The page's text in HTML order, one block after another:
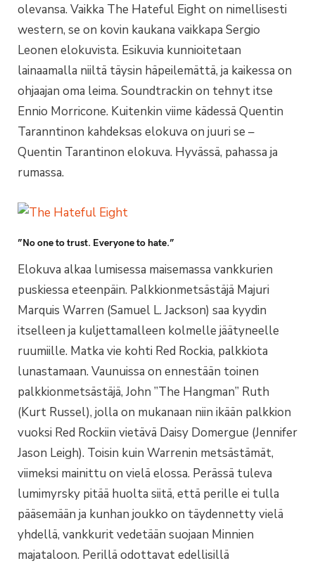
olevansa. Vaikka The Hateful Eight on nimellisesti
western, se on kovin kaukana vaikkapa Sergio
Leonen elokuvista. Esikuvia kunnioitetaan
lainaamalla niiltä täysin häpeilemättä, ja kaikessa on
ohjaajan oma leima. Soundtrackin on tehnyt itse
Ennio Morricone. Kuitenkin viime kädessä Quentin
Taranntinon kahdeksas elokuva on juuri se –
Quentin Tarantinon elokuva. Hyvässä, pahassa ja
rumassa.
”No one to trust. Everyone to hate.”
Elokuva alkaa lumisessa maisemassa vankkurien
puskiessa eteenpäin. Palkkionmetsästäjä Majuri
Marquis Warren (Samuel L. Jackson) saa kyydin
itselleen ja kuljettamalleen kolmelle jäätyneelle
ruumiille. Matka vie kohti Red Rockia, palkkiota
lunastamaan. Vaunuissa on ennestään toinen
palkkionmetsästäjä, John ”The Hangman” Ruth
(Kurt Russel), jolla on mukanaan niin ikään palkkion
vuoksi Red Rockiin vietävä Daisy Domergue (Jennifer
Jason Leigh). Toisin kuin Warrenin metsästämät,
viimeksi mainittu on vielä elossa. Perässä tuleva
lumimyrsky pitää huolta siitä, että perille ei tulla
pääsemään ja kunhan joukko on täydennetty vielä
yhdellä, vankkurit vedetään suojaan Minnien
majataloon. Perillä odottavat edellisillä